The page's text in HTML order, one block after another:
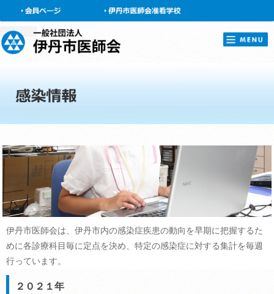
会員ページ
伊丹市医師会は、伊丹市内の感染症疾患の動向を早期に把握するた
めに各診療科目毎に定点を決め、特定の感染症に対する集計を毎週
行っています。
２０２１年